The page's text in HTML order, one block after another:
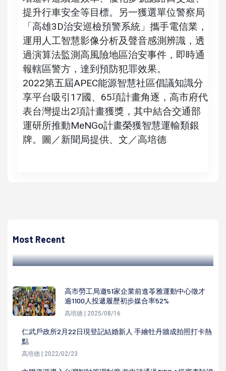
提升行車安全等目標。另一獲選單位警察局
「高雄3D治安巡檢預警系統」攜手電信業，
運用人工智慧影像分析及聲音感測辨識，透
過演算法監測高風險地區治安事件，即時通
報轄區警方，達到預防犯罪效果。
2022第五屆APEC能源智慧社區倡議知識分
享平台吸引17國、65項計畫角逐，高市府代
表台灣提出2項計畫獲獎，其中結合交通部
運研所推動MeNGo計畫榮獲智慧運輸類銀
牌。圖／新聞局提供、文／高培德
Most Recent
響應國際抱貓日
高市勞工局邀51家企業前進苓雅運動中心徵才
逾1100人投遞履歷初步媒合率52%
高培德 | 2025/08/16
仁武戶政所2月22日現登記結婚新人 手繪牡丹牆成拍照打卡熱
點
高培德 | 2022/02/23